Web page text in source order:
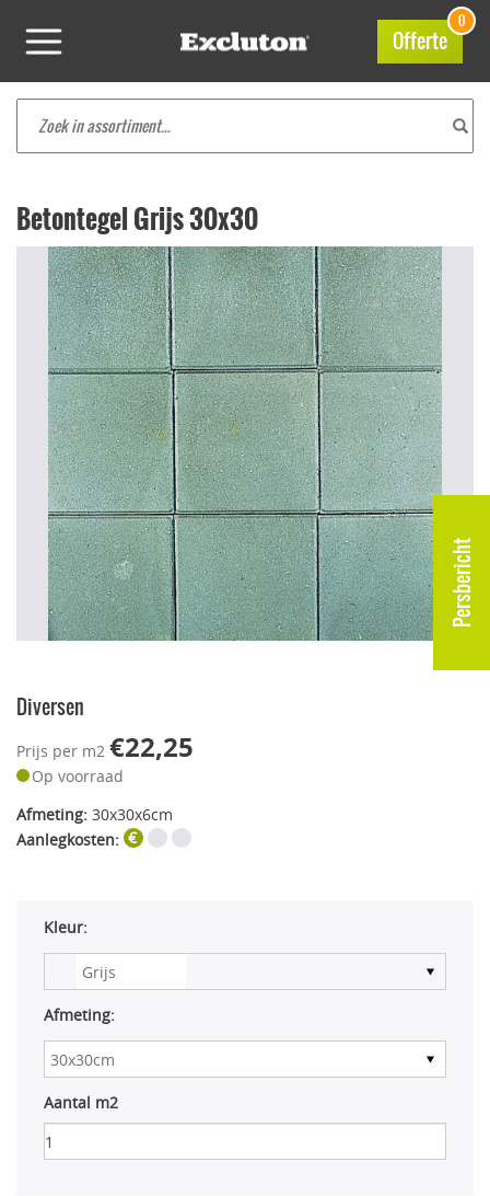
Persbericht
Offerte
0
Betontegel Grijs 30x30
Diversen
Prijs per m2 €22,25
Op voorraad
Afmeting: 30x30x6cm
Aanlegkosten:
Kleur:
Afmeting:
Aantal m2